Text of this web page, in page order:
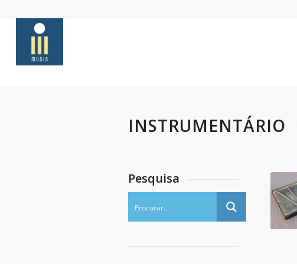
INSTRUMENTÁRIO
Pesquisa